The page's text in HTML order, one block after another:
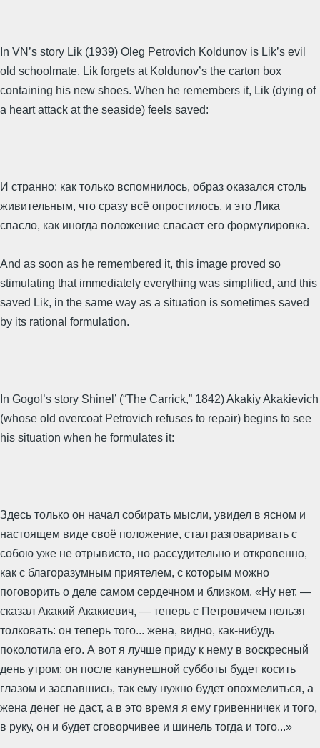
In VN’s story Lik (1939) Oleg Petrovich Koldunov is Lik’s evil
old schoolmate. Lik forgets at Koldunov’s the carton box
containing his new shoes. When he remembers it, Lik (dying of
a heart attack at the seaside) feels saved:
И странно: как только вспомнилось, образ оказался столь
живительным, что сразу всё опростилось, и это Лика
спасло, как иногда положение спасает его формулировка.
And as soon as he remembered it, this image proved so
stimulating that immediately everything was simplified, and this
saved Lik, in the same way as a situation is sometimes saved
by its rational formulation.
In Gogol’s story Shinel’ (“The Carrick,” 1842) Akakiy Akakievich
(whose old overcoat Petrovich refuses to repair) begins to see
his situation when he formulates it:
Здесь только он начал собирать мысли, увидел в ясном и
настоящем виде своё положение, стал разговаривать с
собою уже не отрывисто, но рассудительно и откровенно,
как с благоразумным приятелем, с которым можно
поговорить о деле самом сердечном и близком. «Ну нет, —
сказал Акакий Акакиевич, — теперь с Петровичем нельзя
толковать: он теперь того... жена, видно, как-нибудь
поколотила его. А вот я лучше приду к нему в воскресный
день утром: он после канунешной субботы будет косить
глазом и заспавшись, так ему нужно будет опохмелиться, а
жена денег не даст, а в это время я ему гривенничек и того,
в руку, он и будет сговорчивее и шинель тогда и того...»